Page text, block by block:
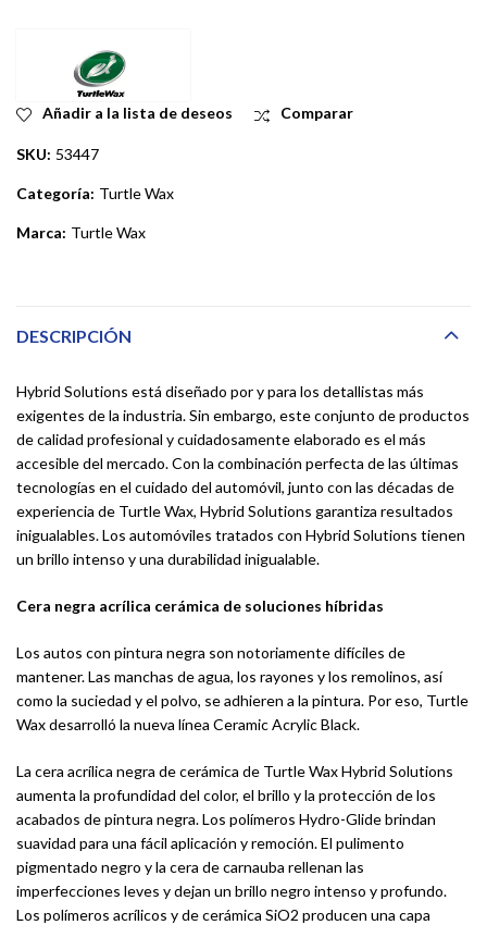
Añadir a la lista de deseos Comparar
SKU: 53447
Categoría: Turtle Wax
Marca: Turtle Wax
DESCRIPCIÓN
Hybrid Solutions está diseñado por y para los detallistas más
exigentes de la industria. Sin embargo, este conjunto de productos
de calidad profesional y cuidadosamente elaborado es el más
accesible del mercado. Con la combinación perfecta de las últimas
tecnologías en el cuidado del automóvil, junto con las décadas de
experiencia de Turtle Wax, Hybrid Solutions garantiza resultados
inigualables. Los automóviles tratados con Hybrid Solutions tienen
un brillo intenso y una durabilidad inigualable.
Cera negra acrílica cerámica de soluciones híbridas
Los autos con pintura negra son notoriamente difíciles de
mantener. Las manchas de agua, los rayones y los remolinos, así
como la suciedad y el polvo, se adhieren a la pintura. Por eso, Turtle
Wax desarrolló la nueva línea Ceramic Acrylic Black.
La cera acrílica negra de cerámica de Turtle Wax Hybrid Solutions
aumenta la profundidad del color, el brillo y la protección de los
acabados de pintura negra. Los polímeros Hydro-Glide brindan
suavidad para una fácil aplicación y remoción. El pulimento
pigmentado negro y la cera de carnauba rellenan las
imperfecciones leves y dejan un brillo negro intenso y profundo.
Los polímeros acrílicos y de cerámica SiO2 producen una capa